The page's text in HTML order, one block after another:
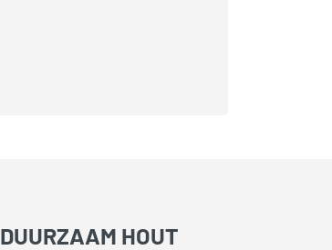
DUURZAAM HOUT